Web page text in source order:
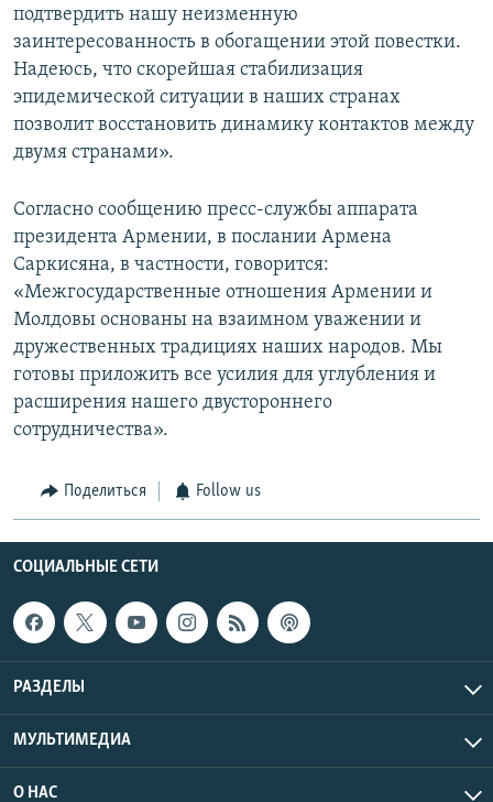
подтвердить нашу неизменную
заинтересованность в обогащении этой повестки.
Надеюсь, что скорейшая стабилизация
эпидемической ситуации в наших странах
позволит восстановить динамику контактов между
двумя странами».
Согласно сообщению пресс-службы аппарата
президента Армении, в послании Армена
Саркисяна, в частности, говорится:
«Межгосударственные отношения Армении и
Молдовы основаны на взаимном уважении и
дружественных традициях наших народов. Мы
готовы приложить все усилия для углубления и
расширения нашего двустороннего
сотрудничества».
Поделиться Follow us
СОЦИАЛЬНЫЕ СЕТИ
РАЗДЕЛЫ
МУЛЬТИМЕДИА
О НАС